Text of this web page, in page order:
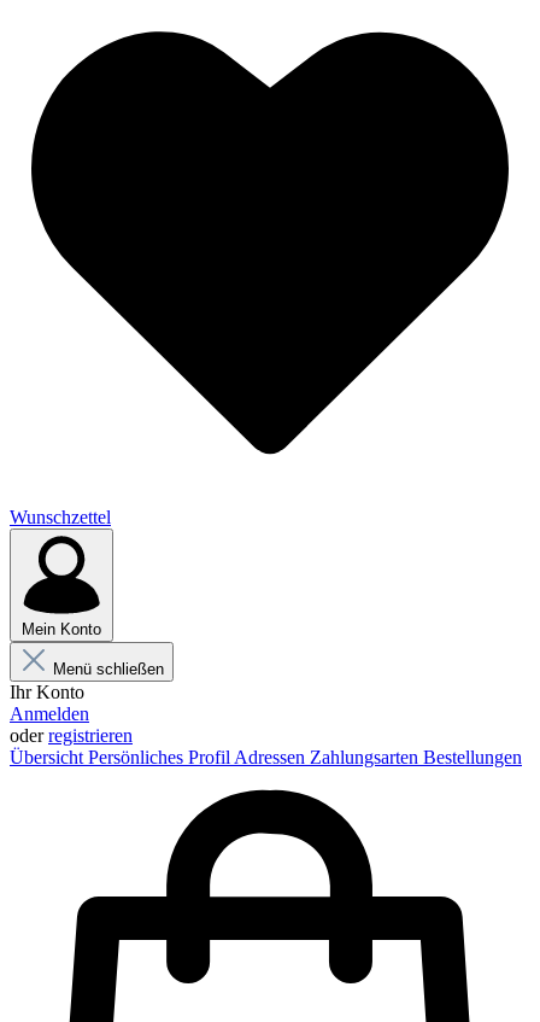
Wunschzettel
Mein Konto
Menü schließen
Ihr Konto
Anmelden
oderregistrieren
Übersicht Persönliches Profil Adressen Zahlungsarten Bestellungen